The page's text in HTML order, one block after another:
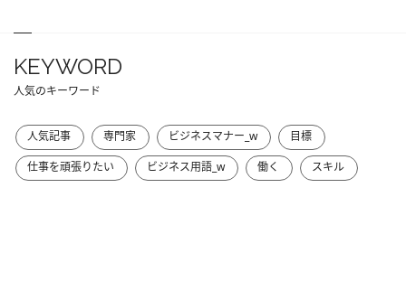
KEYWORD
人気のキーワード
人気記事 専門家 ビジネスマナー_w
目標
仕事を頑張りたい
ビジネス用語_w 働く スキル